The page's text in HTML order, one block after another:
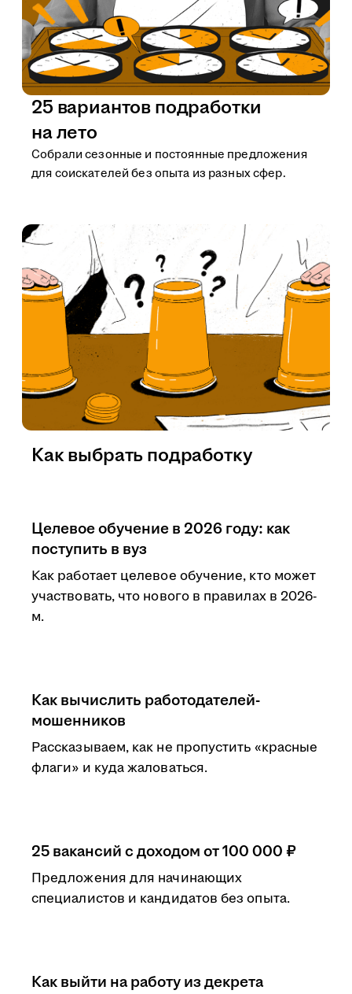
25 вариантов подработки
на лето
Собрали сезонные и постоянные предложения
для соискателей без опыта из разных сфер.
Как выбрать подработку
Целевое обучение в 2026 году: как
поступить в вуз
Как работает целевое обучение, кто может
участвовать, что нового в правилах в 2026-
м.
Как вычислить работодателей-
мошенников
Рассказываем, как не пропустить «красные
флаги» и куда жаловаться.
25 вакансий с доходом от 100 000 ₽
Предложения для начинающих
специалистов и кандидатов без опыта.
Как выйти на работу из декрета